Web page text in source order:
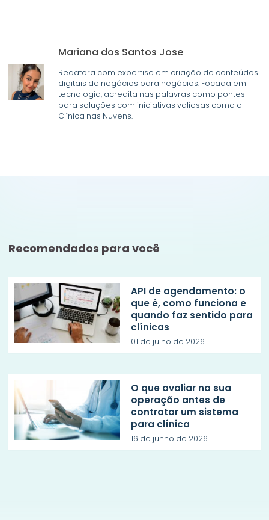
Mariana dos Santos Jose
Redatora com expertise em criação de conteúdos
digitais de negócios para negócios. Focada em
tecnologia, acredita nas palavras como pontes
para soluções com iniciativas valiosas como o
Clínica nas Nuvens.
Recomendados para você
API de agendamento: o
que é, como funciona e
quando faz sentido para
clínicas
01 de julho de 2026
O que avaliar na sua
operação antes de
contratar um sistema
para clínica
16 de junho de 2026